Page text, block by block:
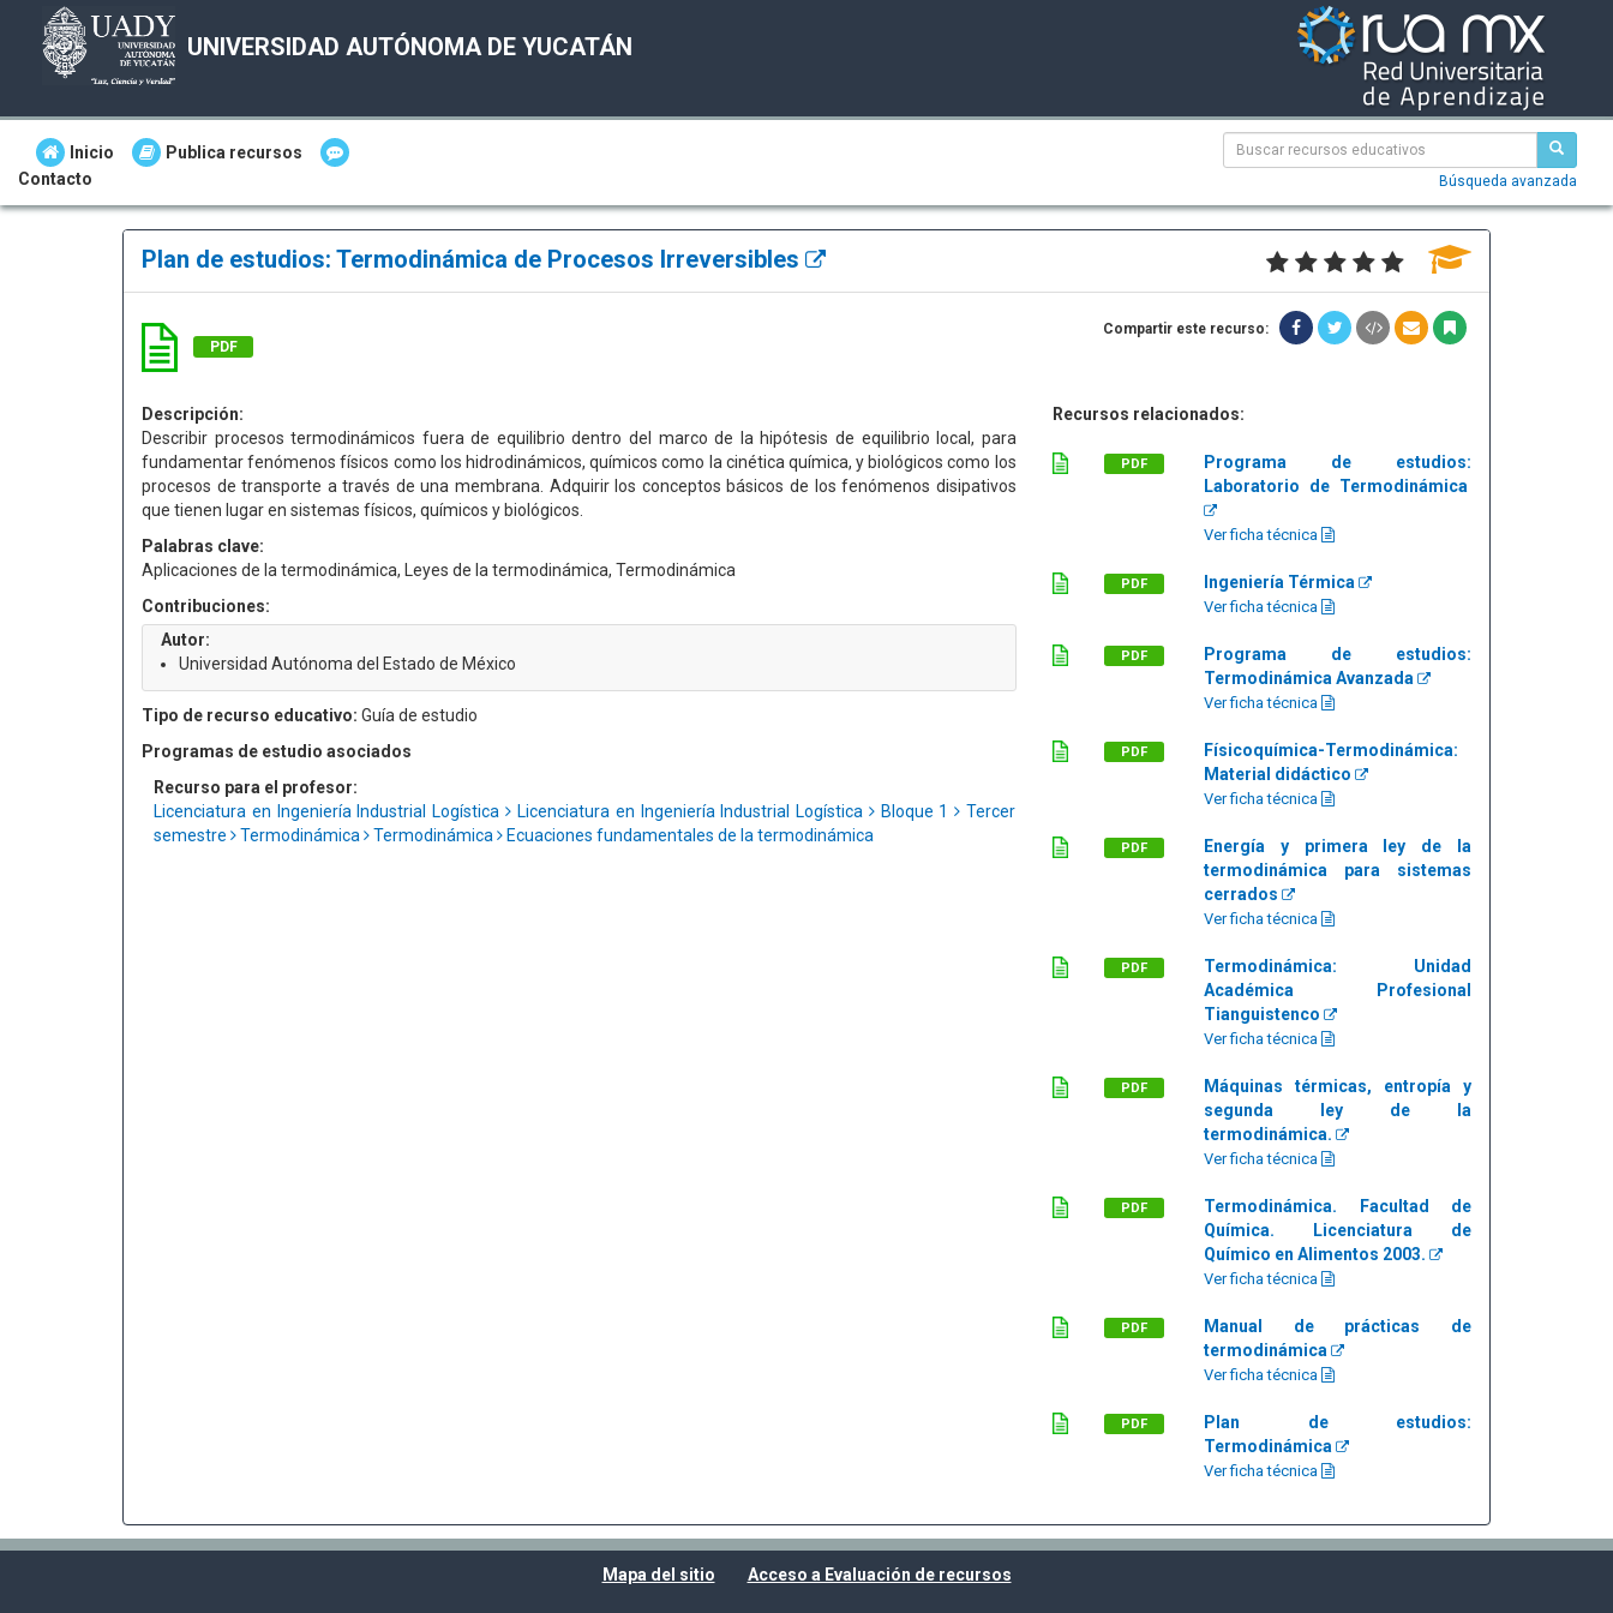
UNIVERSIDAD AUTÓNOMA DE YUCATÁN
Inicio
Publica recursos
Contacto
Búsqueda avanzada
Plan de estudios: Termodinámica de Procesos Irreversibles
PDF
Compartir este recurso:
Descripción:
Describir procesos termodinámicos fuera de equilibrio dentro del marco de la hipótesis de equilibrio local, para
fundamentar fenómenos físicos como los hidrodinámicos, químicos como la cinética química, y biológicos como los
procesos de transporte a través de una membrana. Adquirir los conceptos básicos de los fenómenos disipativos
que tienen lugar en sistemas físicos, químicos y biológicos.
Palabras clave:
Aplicaciones de la termodinámica, Leyes de la termodinámica, Termodinámica
Contribuciones:
Autor:
Universidad Autónoma del Estado de México
Tipo de recurso educativo: Guía de estudio
Programas de estudio asociados
Recurso para el profesor:
Licenciatura en Ingeniería Industrial Logística
Licenciatura en Ingeniería Industrial Logística Bloque 1
Tercer
semestre
Termodinámica Termodinámica Ecuaciones fundamentales de la termodinámica
Recursos relacionados:
PDF
Programa de estudios:
Laboratorio de Termodinámica
Ver ficha técnica
PDF Ingeniería Térmica
Ver ficha técnica
PDF
Programa de estudios:
Termodinámica Avanzada
Ver ficha técnica
PDF
Físicoquímica-Termodinámica:
Material didáctico
Ver ficha técnica
PDF
Energía y primera ley de la
termodinámica para sistemas
cerrados
Ver ficha técnica
PDF
Termodinámica: Unidad
Académica Profesional
Tianguistenco
Ver ficha técnica
PDF
Máquinas térmicas, entropía y
segunda ley de la
termodinámica.
Ver ficha técnica
PDF
Termodinámica. Facultad de
Química. Licenciatura de
Químico en Alimentos 2003.
Ver ficha técnica
PDF
Manual de prácticas de
termodinámica
Ver ficha técnica
PDF
Plan de estudios:
Termodinámica
Ver ficha técnica
Mapa del sitio Acceso a Evaluación de recursos